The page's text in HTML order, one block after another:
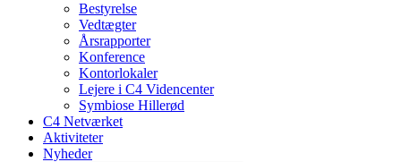
Bestyrelse
Vedtægter
Årsrapporter
Konference
Kontorlokaler
Lejere i C4 Videncenter
Symbiose Hillerød
C4 Netværket
Aktiviteter
Nyheder